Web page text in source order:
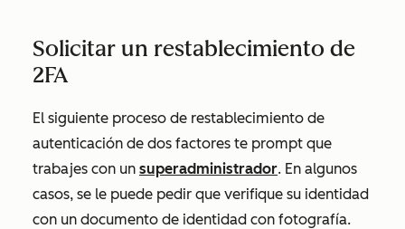
Solicitar un restablecimiento de
2FA
El siguiente proceso de restablecimiento de
autenticación de dos factores te prompt que
trabajes con un superadministrador. En algunos
casos, se le puede pedir que verifique su identidad
con un documento de identidad con fotografía.